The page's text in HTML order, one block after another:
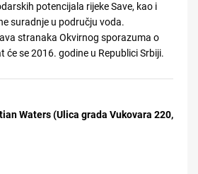
potencijala rijeke Save, kao i
suradnje u području voda.
stranaka Okvirnog sporazuma o
će se 2016. godine u Republici Srbiji.
Waters (Ulica grada Vukovara 220,